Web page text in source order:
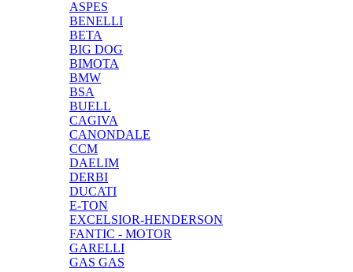
ASPES
BENELLI
BETA
BIG DOG
BIMOTA
BMW
BSA
BUELL
CAGIVA
CANONDALE
CCM
DAELIM
DERBI
DUCATI
E-TON
EXCELSIOR-HENDERSON
FANTIC - MOTOR
GARELLI
GAS GAS